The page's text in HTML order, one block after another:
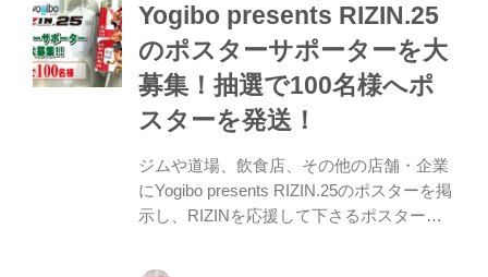
募集！さらに、ポスターを掲示した写真を
ハッシュタグ「#RIZIN27」で投稿、または
RIZIN FF事務局へ送っていただければ、公
式Twitterアカウントであなたのお店を告知
するぞ！ 応募条件、注意事項をしっかりチ
ェックして、あな...
Yogibo presents RIZIN.25
のポスターサポーターを大
募集！抽選で100名様へポ
スターを発送！
ジムや道場、飲食店、その他の店舗・企業
にYogibo presents RIZIN.25のポスターを掲
示し、RIZINを応援して下さるポスターサ
方の中から抽選で100名様に、11月21日